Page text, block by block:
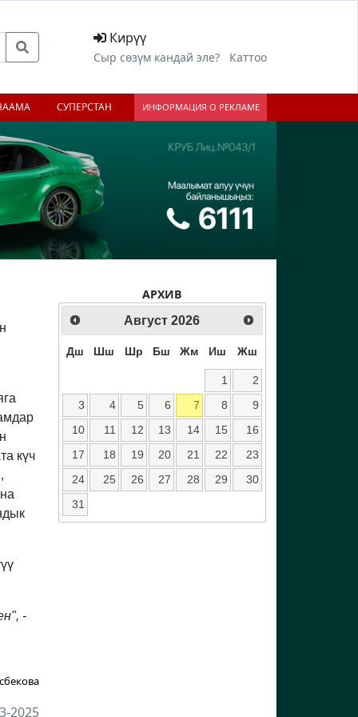
Кирүү
Сыр сөзүм кандай эле? Каттоо
СУПЕРСТАН ИНФОРМАЦИЯ О РЕКЛАМЕ
күч
-
2025
АРХИВ
Август 2026
Дш Шш Шр Бш Жм Иш Жш
1
2
3
4 5 6 7 8
9
10
11 12 13 14 15
16
17
18 19 20 21 22
23
24
25 26 27 28 29
30
31